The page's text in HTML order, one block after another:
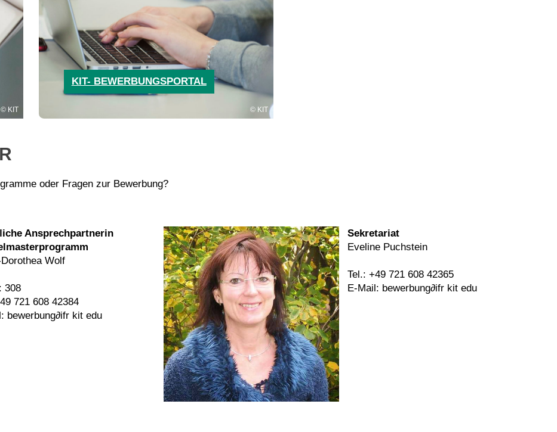
KIT KIT
KIT- BEWERBUNGSPORTAL
oder Fragen zur Bewerbung?
Ansprechpartnerin
Wolf
308
721 608 42384
bewerbung∂ifr kit edu
Sekretariat
Eveline Puchstein
Tel.: +49 721 608 42365
E-Mail: bewerbung∂ifr kit edu